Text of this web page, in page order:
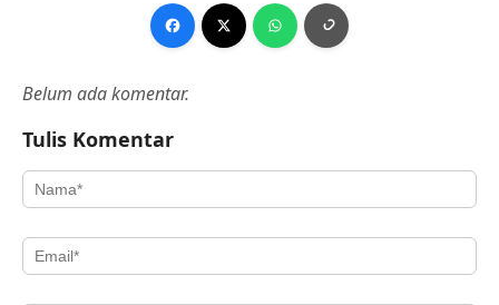
Belum ada komentar.
Tulis Komentar